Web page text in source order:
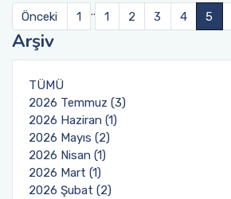
Önceki 1 .. 1 2 3 4 5
Arşiv
TÜMÜ
2026 Temmuz (3)
2026 Haziran (1)
2026 Mayıs (2)
2026 Nisan (1)
2026 Mart (1)
2026 Şubat (2)